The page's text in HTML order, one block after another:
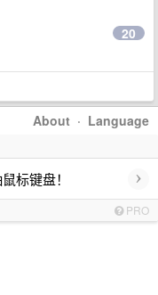
20
About · Language
标键盘！ ›
PRO